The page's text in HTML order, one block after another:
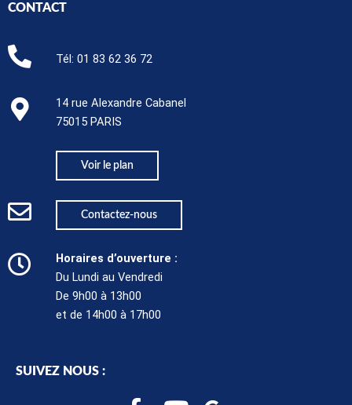
CONTACT
Tél:01 83 62 36 72
14 rue Alexandre Cabanel
75015 PARIS​
Voir le plan
Contactez-nous
Horaires d’ouverture :
Du Lundi au Vendredi
De 9h00 à 13h00
et de 14h00 à 17h00
SUIVEZ NOUS :